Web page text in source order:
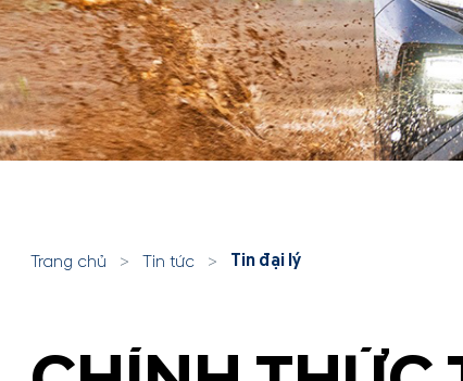
Trang chủ > Tin tức > Tin đại lý